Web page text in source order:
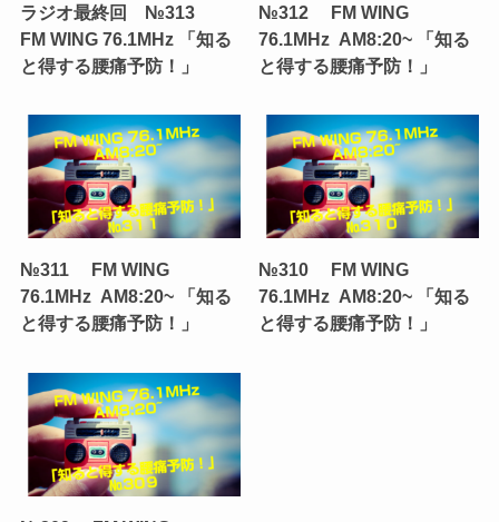
ラジオ最終回 №313
FM WING 76.1MHz 「知る
と得する腰痛予防！」
№312 FM WING
76.1MHz AM8:20~ 「知る
と得する腰痛予防！」
№311 FM WING
76.1MHz AM8:20~ 「知る
と得する腰痛予防！」
№310 FM WING
76.1MHz AM8:20~ 「知る
と得する腰痛予防！」